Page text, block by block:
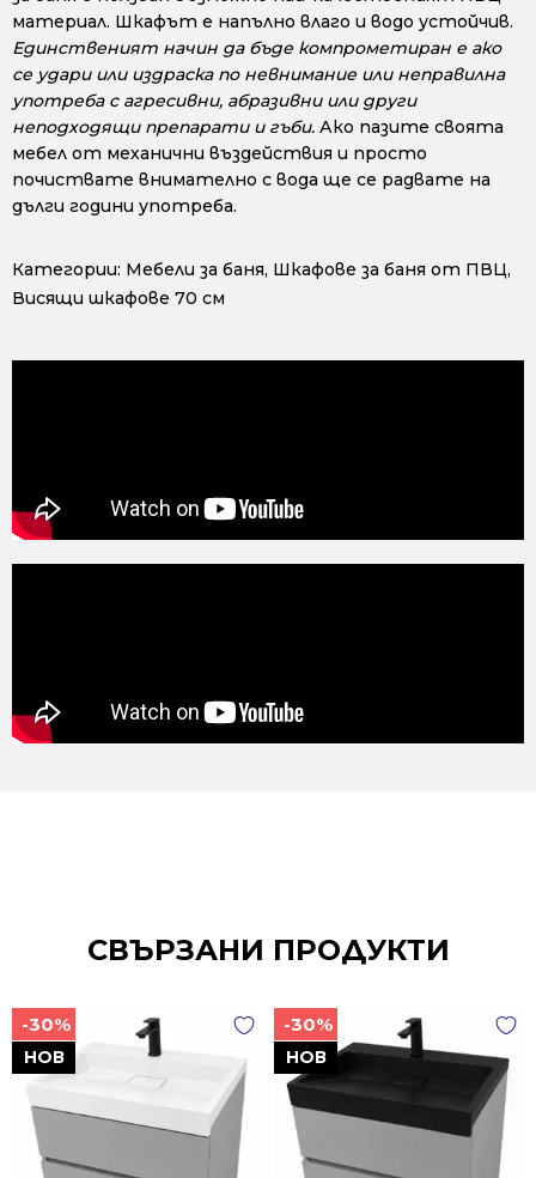
материал. Шкафът е напълно влаго и водо устойчив.
Единственият начин да бъде компрометиран е ако
се удари или издраска по невнимание или неправилна
употреба с агресивни, абразивни или други
неподходящи препарати и гъби. Ако пазите своята
мебел от механични въздействия и просто
почиствате внимателно с вода ще се радвате на
дълги години употреба.
Категории: Мебели за баня, Шкафове за баня от ПВЦ,
Висящи шкафове 70 см
СВЪРЗАНИ ПРОДУКТИ
НОВ
-30%
НОВ
-30%